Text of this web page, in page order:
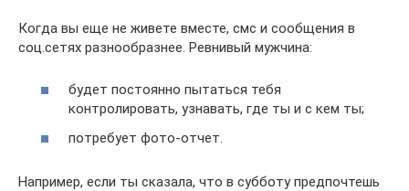
Когда вы еще не живете вместе, смс и сообщения в
соц.сетях разнообразнее. Ревнивый мужчина:
будет постоянно пытаться тебя
контролировать, узнавать, где ты и с кем ты;
потребует фото-отчет.
Например, если ты сказала, что в субботу предпочтешь